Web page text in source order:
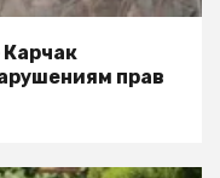
прав